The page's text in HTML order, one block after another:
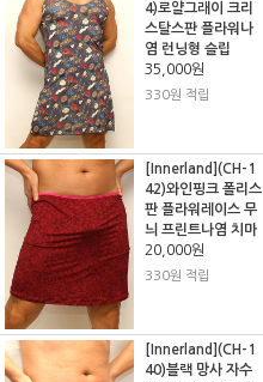
4)로얄그래이 크리
스탈스판 플라워나
염 런닝형 슬립
35,000원
330원 적립
[Innerland](CH-1
42)와인핑크 폴리스
판 플라워레이스 무
늬 프린트나염 치마
20,000원
330원 적립
[Innerland](CH-1
40)블랙 망사 자수